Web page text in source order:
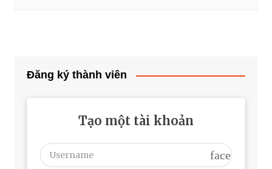
Đăng ký thành viên
Tạo một tài khoản
face